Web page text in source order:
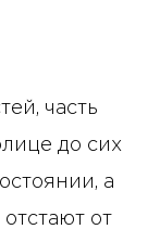
часть
до сих
а
от